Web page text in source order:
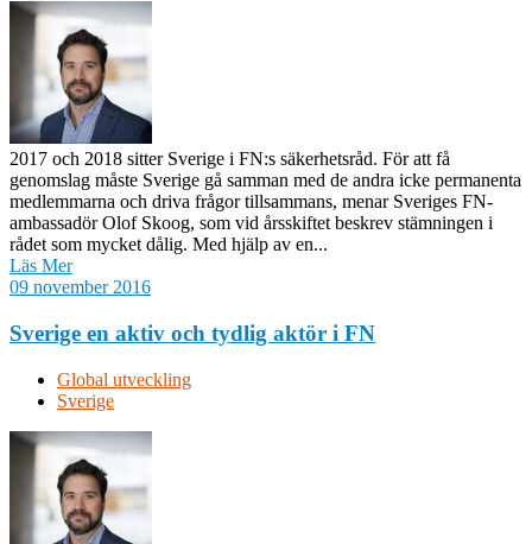
2017 och 2018 sitter Sverige i FN:s säkerhetsråd. För att få
genomslag måste Sverige gå samman med de andra icke permanenta
medlemmarna och driva frågor tillsammans, menar Sveriges FN-
ambassadör Olof Skoog, som vid årsskiftet beskrev stämningen i
rådet som mycket dålig. Med hjälp av en...
Läs Mer
09 november 2016
Sverige en aktiv och tydlig aktör i FN
Global utveckling
Sverige